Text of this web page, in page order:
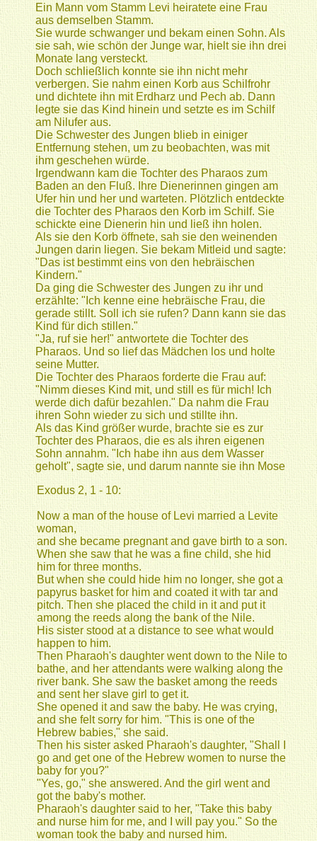
Ein Mann vom Stamm Levi heiratete eine Frau
aus demselben Stamm.
Sie wurde schwanger und bekam einen Sohn. Als
sie sah, wie schön der Junge war, hielt sie ihn drei
Monate lang versteckt.
Doch schließlich konnte sie ihn nicht mehr
verbergen. Sie nahm einen Korb aus Schilfrohr
und dichtete ihn mit Erdharz und Pech ab. Dann
legte sie das Kind hinein und setzte es im Schilf
am Nilufer aus.
Die Schwester des Jungen blieb in einiger
Entfernung stehen, um zu beobachten, was mit
ihm geschehen würde.
Irgendwann kam die Tochter des Pharaos zum
Baden an den Fluß. Ihre Dienerinnen gingen am
Ufer hin und her und warteten. Plötzlich entdeckte
die Tochter des Pharaos den Korb im Schilf. Sie
schickte eine Dienerin hin und ließ ihn holen.
Als sie den Korb öffnete, sah sie den weinenden
Jungen darin liegen. Sie bekam Mitleid und sagte:
"Das ist bestimmt eins von den hebräischen
Kindern."
Da ging die Schwester des Jungen zu ihr und
erzählte: "Ich kenne eine hebräische Frau, die
gerade stillt. Soll ich sie rufen? Dann kann sie das
Kind für dich stillen."
"Ja, ruf sie her!" antwortete die Tochter des
Pharaos. Und so lief das Mädchen los und holte
seine Mutter.
Die Tochter des Pharaos forderte die Frau auf:
"Nimm dieses Kind mit, und still es für mich! Ich
werde dich dafür bezahlen." Da nahm die Frau
ihren Sohn wieder zu sich und stillte ihn.
Als das Kind größer wurde, brachte sie es zur
Tochter des Pharaos, die es als ihren eigenen
Sohn annahm. "Ich habe ihn aus dem Wasser
geholt", sagte sie, und darum nannte sie ihn Mose
Exodus 2, 1 - 10:
Now a man of the house of Levi married a Levite
woman,
and she became pregnant and gave birth to a son.
When she saw that he was a fine child, she hid
him for three months.
But when she could hide him no longer, she got a
papyrus basket for him and coated it with tar and
pitch. Then she placed the child in it and put it
among the reeds along the bank of the Nile.
His sister stood at a distance to see what would
happen to him.
Then Pharaoh's daughter went down to the Nile to
bathe, and her attendants were walking along the
river bank. She saw the basket among the reeds
and sent her slave girl to get it.
She opened it and saw the baby. He was crying,
and she felt sorry for him. "This is one of the
Hebrew babies," she said.
Then his sister asked Pharaoh's daughter, "Shall I
go and get one of the Hebrew women to nurse the
baby for you?"
"Yes, go," she answered. And the girl went and
got the baby's mother.
Pharaoh's daughter said to her, "Take this baby
and nurse him for me, and I will pay you." So the
woman took the baby and nursed him.